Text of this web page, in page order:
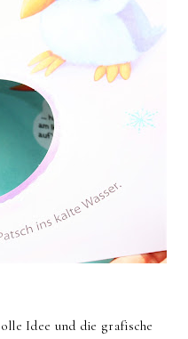
Idee und die grafische